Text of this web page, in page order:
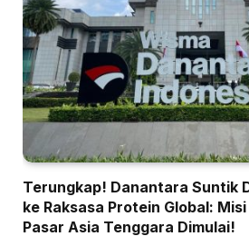
Terungkap! Danantara Suntik
ke Raksasa Protein Global:
Pasar Asia Tenggara Dimulai!